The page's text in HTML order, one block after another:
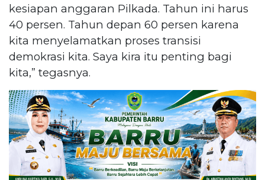
kesiapan anggaran Pilkada. Tahun ini harus
40 persen. Tahun depan 60 persen karena
kita menyelamatkan proses transisi
demokrasi kita. Saya kira itu penting bagi
kita,” tegasnya.